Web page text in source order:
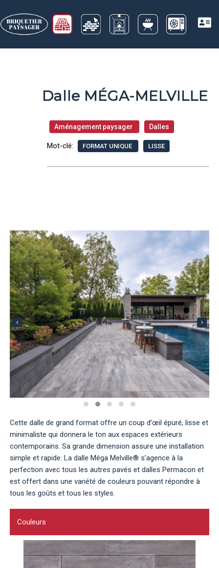
Dalle MÉGA-MELVILLE
Aménagement paysager Dalles
Mot-clé: FORMAT UNIQUE LISSE
‹ ›
Cette dalle de grand format offre un coup d’œil épuré, lisse et
minimaliste qui donnera le ton aux espaces extérieurs
contemporains. Sa grande dimension assure une installation
simple et rapide. La dalle Méga Melville® s’agence à la
perfection avec tous les autres pavés et dalles Permacon et
est offert dans une variété de couleurs pouvant répondre à
tous les goûts et tous les styles.
Couleurs